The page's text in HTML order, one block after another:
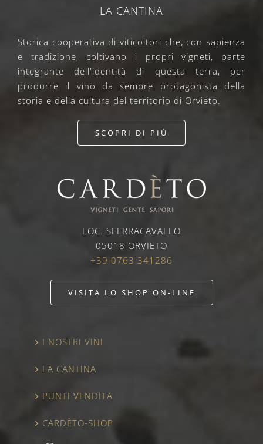
LA CANTINA
Storica cooperativa di viticoltori che, con sapienza
e tradizione, coltivano i propri vigneti, parte
integrante dell'identità di questa terra, per
produrre il vino da sempre protagonista della
storia e della cultura del territorio di Orvieto.
SCOPRI DI PIÙ
LOC. SFERRACAVALLO
05018 ORVIETO
+39 0763 341286
VISITA LO SHOP ON-LINE
I NOSTRI VINI
LA CANTINA
PUNTI VENDITA
CARDÈTO-SHOP